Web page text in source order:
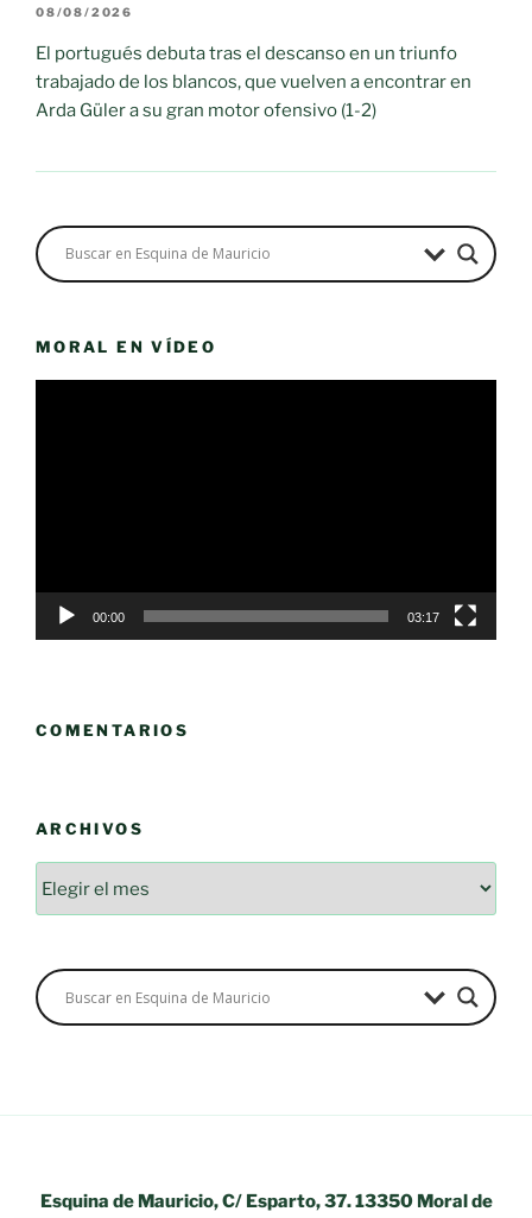
08/08/2026
El portugués debuta tras el descanso en un triunfo
trabajado de los blancos, que vuelven a encontrar en
Arda Güler a su gran motor ofensivo (1-2)
MORAL EN VÍDEO
00:00 03:17
COMENTARIOS
ARCHIVOS
Esquina de Mauricio, C/ Esparto, 37. 13350 Moral de